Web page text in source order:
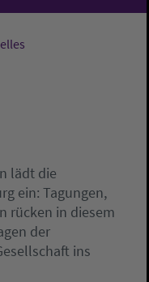
lädt die
ein: Tagungen,
rücken in diesem
der
ins